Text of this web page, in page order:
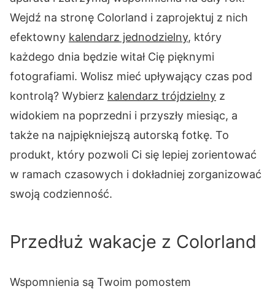
Wejdź na stronę Colorland i zaprojektuj z nich
efektowny kalendarz jednodzielny, który
każdego dnia będzie witał Cię pięknymi
fotografiami. Wolisz mieć upływający czas pod
kontrolą? Wybierz kalendarz trójdzielny z
widokiem na poprzedni i przyszły miesiąc, a
także na najpiękniejszą autorską fotkę. To
produkt, który pozwoli Ci się lepiej zorientować
w ramach czasowych i dokładniej zorganizować
swoją codzienność.
Przedłuż wakacje z Colorland
Wspomnienia są Twoim pomostem